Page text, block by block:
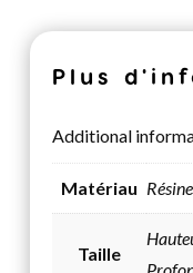
Plus
Additional
Matériau Résine
Taille